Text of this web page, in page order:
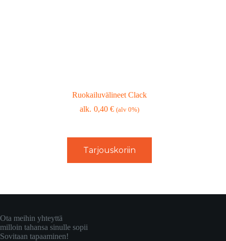
Ruokailuvälineet Clack
0,40€ (alv 0%)
Tarjouskoriin
Ota meihin yhteyttä
milloin tahansa sinulle sopii
Sovitaan tapaaminen!